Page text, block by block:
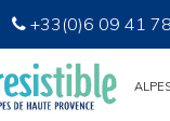
+33(0)6 09 41